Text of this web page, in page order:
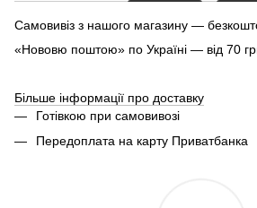
Самовивіз з нашого магазину —
«Нововю поштою» по Україні — від 70
Більше інформації про доставку
Готівкою при самовивозі
Передоплата на карту Приватбанка